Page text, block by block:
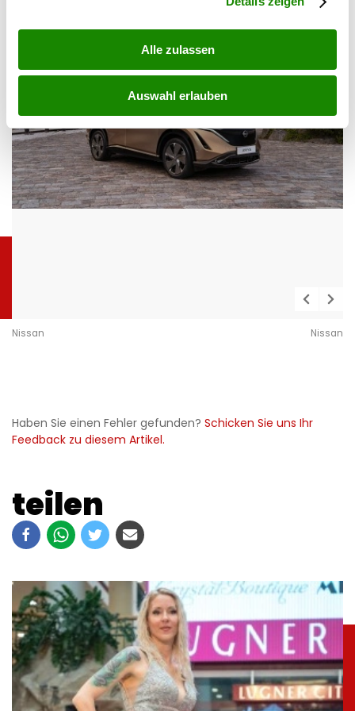
Alle zulassen
Auswahl erlauben
Nissan Nissan
Haben Sie einen Fehler gefunden? Schicken Sie uns Ihr
Feedback zu diesem Artikel.
teilen